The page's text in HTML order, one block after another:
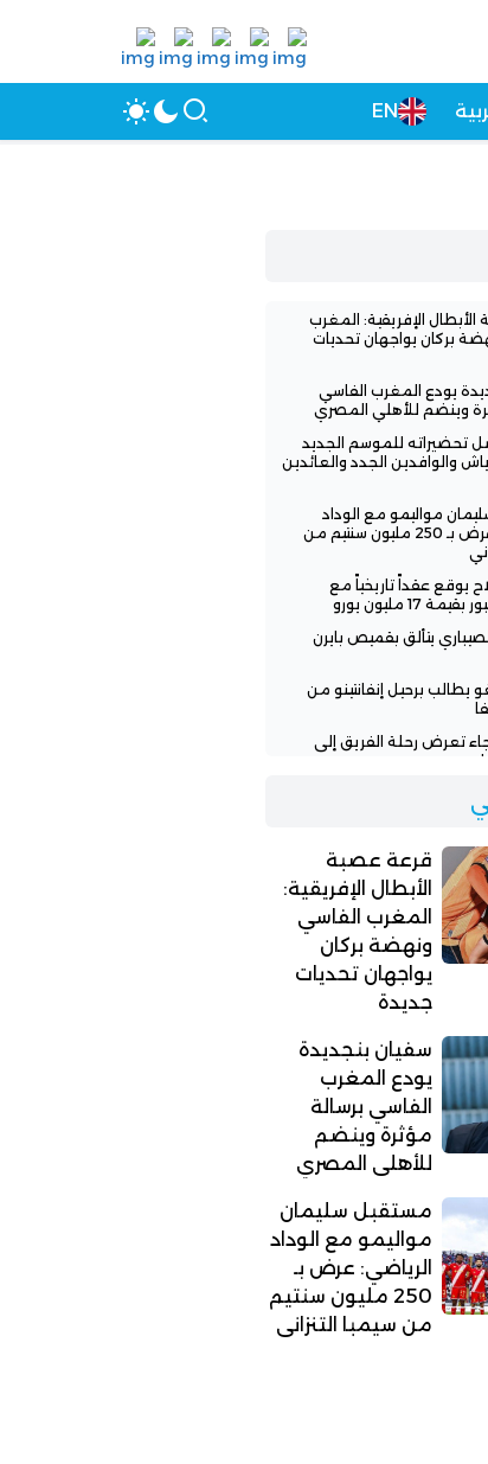
EN
الإفريقية: المغرب
بركان يواجهان تحديات
يودع المغرب الفاسي
وينضم للأهلي المصري
تحضيراته للموسم الجديد
والوافدين الجدد والعائدين
مواليمو مع الوداد
الرياضي: عرض بـ 250 مليون سنتيم من
يوقع عقداً تاريخياً مع
17 مليون يورو
يتألق بقميص بايرن
يطالب برحيل إنفانتينو من
تعرض رحلة الفريق إلى
إنفانتينو للمغرب
مونديال 2030
من لاعبيه البحث عن فرق
قرعة عصبة
الأبطال الإفريقية:
المغرب الفاسي
ونهضة بركان
يواجهان تحديات
جديدة
سفيان بنجديدة
يودع المغرب
الفاسي برسالة
مؤثرة وينضم
للأهلي المصري
مستقبل سليمان
مواليمو مع الوداد
الرياضي: عرض بـ
250 مليون سنتيم
من سيمبا التنزاني